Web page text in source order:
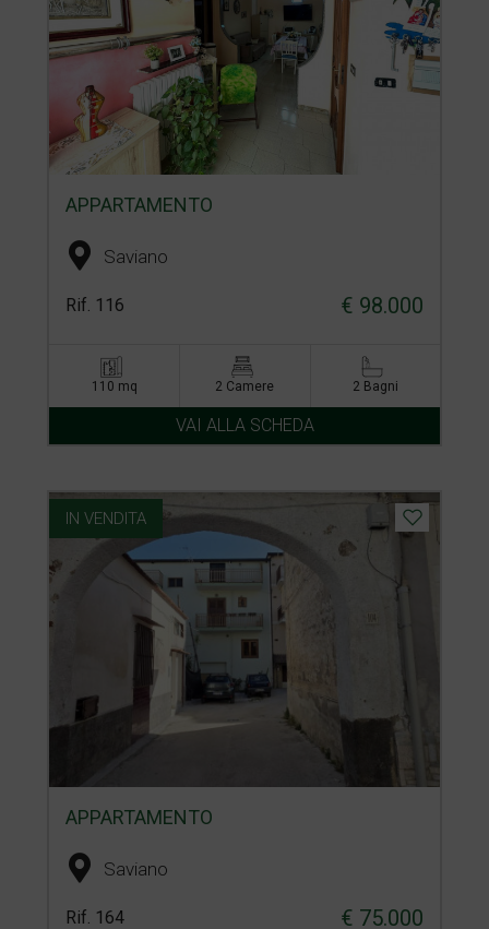
APPARTAMENTO
Saviano
Rif. 116 € 98.000
110 mq 2 Camere 2 Bagni
VAI ALLA SCHEDA
IN VENDITA
APPARTAMENTO
Saviano
Rif. 164 € 75.000